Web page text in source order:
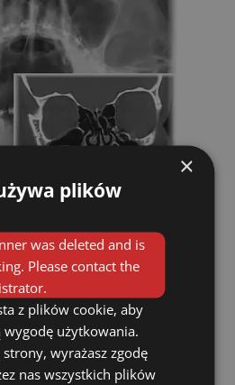
torbiel może być
jak też śluzowy,
endoskopowym ma
żółtawą barwę.
×
plików
was deleted and is
Please contact the
z plików cookie, aby
wygodę użytkowania.
wyrażasz zgodę
nas wszystkich plików